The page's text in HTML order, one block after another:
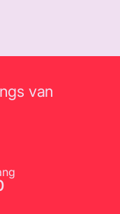
van